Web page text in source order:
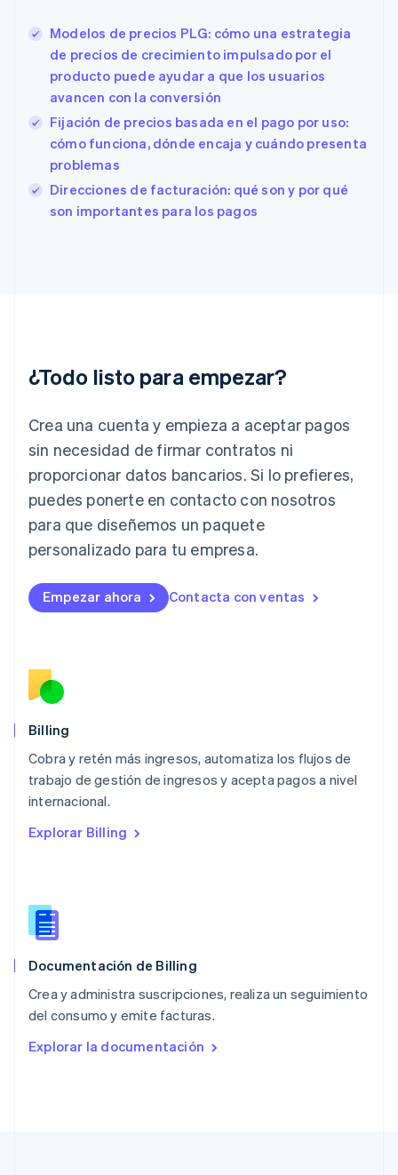
Modelos de precios PLG: cómo una estrategia
de precios de crecimiento impulsado por el
producto puede ayudar a que los usuarios
avancen con la conversión
Fijación de precios basada en el pago por uso:
cómo funciona, dónde encaja y cuándo presenta
problemas
Direcciones de facturación: qué son y por qué
son importantes para los pagos
¿Todo listo para empezar?
Crea una cuenta y empieza a aceptar pagos
sin necesidad de firmar contratos ni
proporcionar datos bancarios. Si lo prefieres,
puedes ponerte en contacto con nosotros
para que diseñemos un paquete
personalizado para tu empresa.
Empezar ahora Contacta con ventas
Billing
Cobra y retén más ingresos, automatiza los flujos de
trabajo de gestión de ingresos y acepta pagos a nivel
internacional.
Explorar Billing
Documentación de Billing
Crea y administra suscripciones, realiza un seguimiento
del consumo y emite facturas.
Explorar la documentación
Eslovenia
España
EspañolEnglish
Estados Unidos
English Español 简体中文
Estonia
English
Finlandia
EnglishSvenska
Francia
Français
Irlanda
Italia
English
Japón
日本語English
Letonia
Liechtenstein
DeutschEnglish
English
Luxemburgo
English
México
Español
English
Nueva Zelandia
English
NederlandsEnglish
Português
RAE de Hong Kong, China
Reino Unido
República Checa
English
English